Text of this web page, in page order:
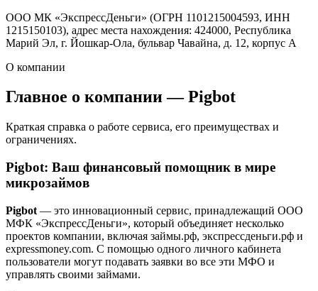
ООО МК «ЭкспрессДеньги» (ОГРН 1101215004593, ИНН
1215150103), адрес места нахождения: 424000, Республика
Марий Эл, г. Йошкар-Ола, бульвар Чавайна, д. 12, корпус А
О компании
Главное о компании — Pigbot
Краткая справка о работе сервиса, его преимуществах и
ограничениях.
Pigbot: Ваш финансовый помощник в мире
микрозаймов
Pigbot — это инновационный сервис, принадлежащий ООО
МФК «ЭкспрессДеньги», который объединяет несколько
проектов компании, включая займы.рф, экспрессденьги.рф и
expressmoney.com. С помощью одного личного кабинета
пользователи могут подавать заявки во все эти МФО и
управлять своими займами.